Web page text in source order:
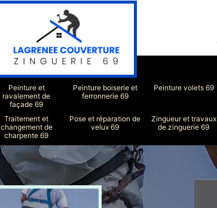
Peinture et
ravalement de
façade 69
Peinture boiserie et
ferronnerie 69
Peinture volets 69
Traitement et
changement de
charpente 69
Pose et réparation de
velux 69
Zingueur et travaux
de zinguerie 69